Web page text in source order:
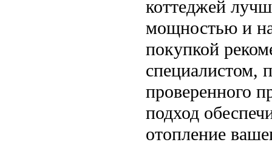
коттеджей
мощностью и
покупкой
специалистом,
проверенного
подход
отопление